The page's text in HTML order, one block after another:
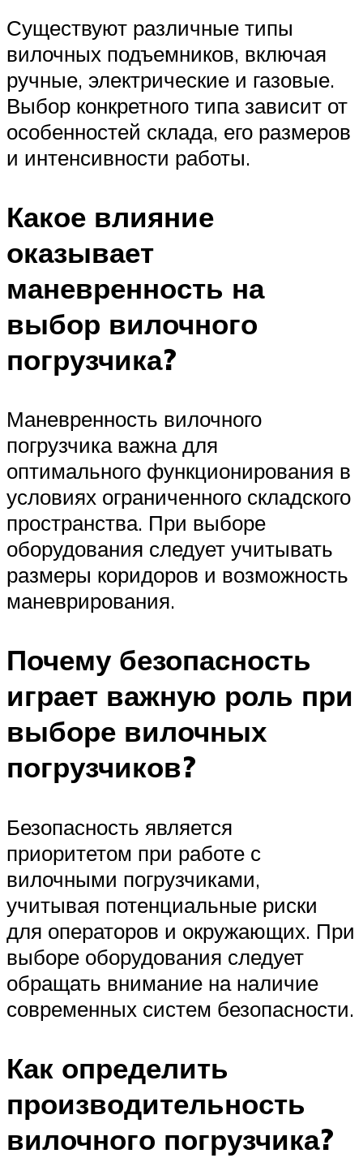
Существуют различные типы
вилочных подъемников, включая
ручные, электрические и газовые.
Выбор конкретного типа зависит от
особенностей склада, его размеров
и интенсивности работы.
Какое влияние
оказывает
маневренность на
выбор вилочного
погрузчика?
Маневренность вилочного
погрузчика важна для
оптимального функционирования в
условиях ограниченного складского
пространства. При выборе
оборудования следует учитывать
размеры коридоров и возможность
маневрирования.
Почему безопасность
играет важную роль при
выборе вилочных
погрузчиков?
Безопасность является
приоритетом при работе с
вилочными погрузчиками,
учитывая потенциальные риски
для операторов и окружающих. При
выборе оборудования следует
обращать внимание на наличие
современных систем безопасности.
Как определить
производительность
вилочного погрузчика?